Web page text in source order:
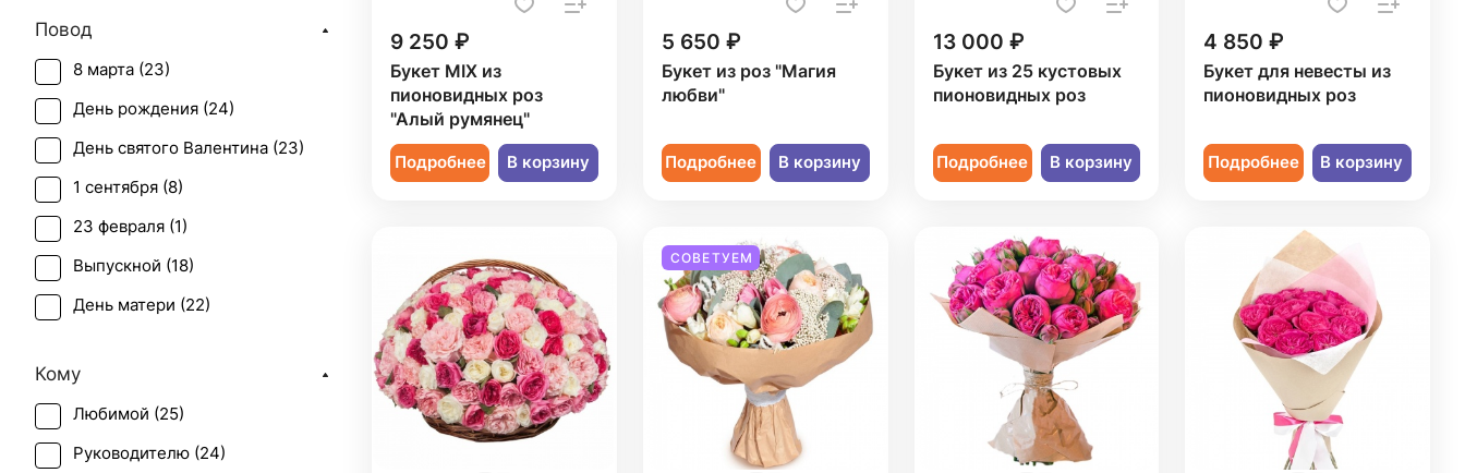
9 250 ₽
Букет MIX из
пионовидных роз
"Алый румянец"
Подробнее В корзину
5 650 ₽
Букет из роз "Магия
любви"
Подробнее В корзину
13 000 ₽
Букет из 25 кустовых
пионовидных роз
Подробнее В корзину
4 850 ₽
Букет для невесты из
пионовидных роз
Подробнее В корзину
СОВЕТУЕМ
Повод
8 марта (23)
День рождения (24)
День святого Валентина (23)
1 сентября (8)
23 февраля (1)
Выпускной (18)
День матери (22)
Первое свидание (
Последний звонок (
Рождение ребенка (
Кому
Любимой (25)
Руководителю (24)